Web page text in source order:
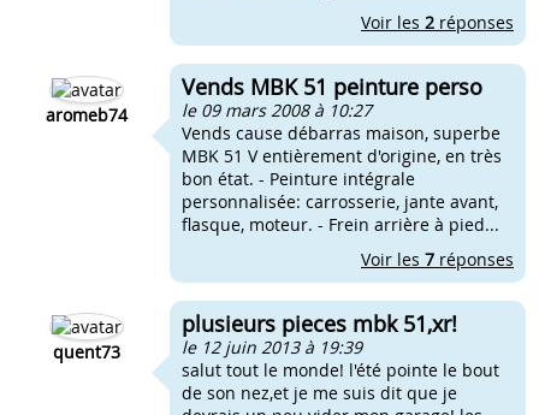
Voir les 2 réponses
aromeb74
Vends MBK 51 peinture perso
le 09 mars 2008 à 10:27
Vends cause débarras maison, superbe
MBK 51 V entièrement d'origine, en très
bon état. - Peinture intégrale
personnalisée: carrosserie, jante avant,
flasque, moteur. - Frein arrière à pied...
Voir les 7 réponses
quent73
plusieurs pieces mbk 51,xr!
le 12 juin 2013 à 19:39
salut tout le monde! l'été pointe le bout
de son nez,et je me suis dit que je